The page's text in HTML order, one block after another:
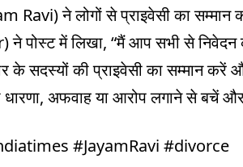
Ravi) ने लोगों से प्राइवेसी का
पोस्ट में लिखा, “मैं आप सभी से निवेदन
के सदस्यों की प्राइवेसी का सम्मान
धारणा, अफवाह या आरोप लगाने से बचें
#JayamRavi #divorce